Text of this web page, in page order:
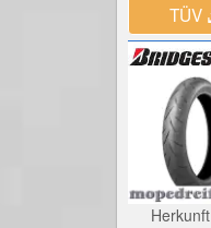
TÜV
Herkunft